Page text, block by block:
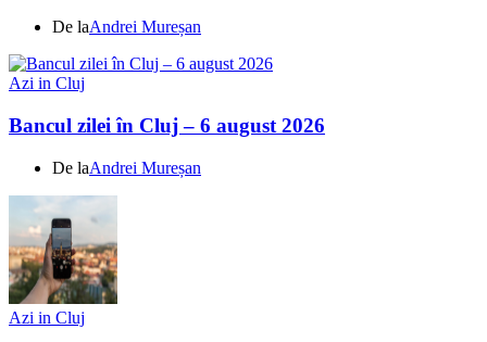
De laAndrei Mureșan
Azi in Cluj
Bancul zilei în Cluj – 6 august 2026
De laAndrei Mureșan
Azi in Cluj